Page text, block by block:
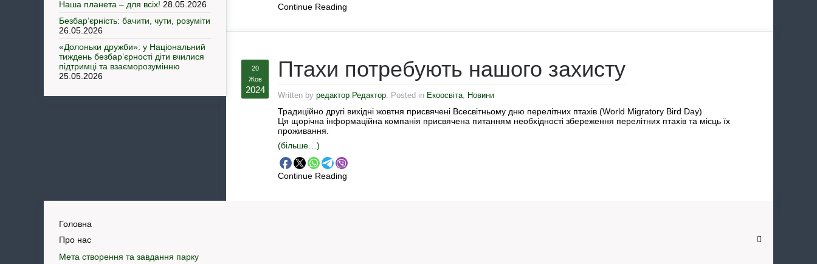
Continue Reading
20
Жов
2024
Птахи потребують нашого захисту
Written by редактор Редактор. Posted in Екоосвіта, Новини
Традиційно другі вихідні жовтня присвячені Всесвітньому дню перелітних птахів (World Migratory Bird Day)
Ця щорічна інформаційна компанія присвячена питанням необхідності збереження перелітних птахів та місць їх
проживання.
(більше…)
Continue Reading
Наша планета – для всіх! 28.05.2026
Безбар’єрність: бачити, чути, розуміти
26.05.2026
«Долоньки дружби»: у Національний
тиждень безбар’єрності діти вчилися
підтримці та взаєморозумінню
25.05.2026
Головна
Про нас
Мета створення та завдання парку